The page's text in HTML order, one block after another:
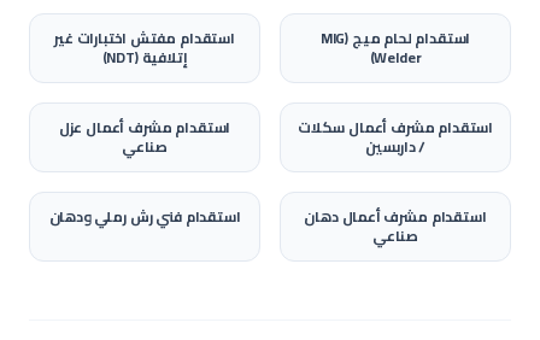
استقدام لحام ميج (MIG
Welder)
استقدام مفتش اختبارات غير
إتلافية (NDT)
استقداممشرف أعمال سكلات
/ داربسين
استقداممشرف أعمال عزل
صناعي
استقدام مشرف أعمال دهان
صناعي
استقدامفني رش رملي ودهان